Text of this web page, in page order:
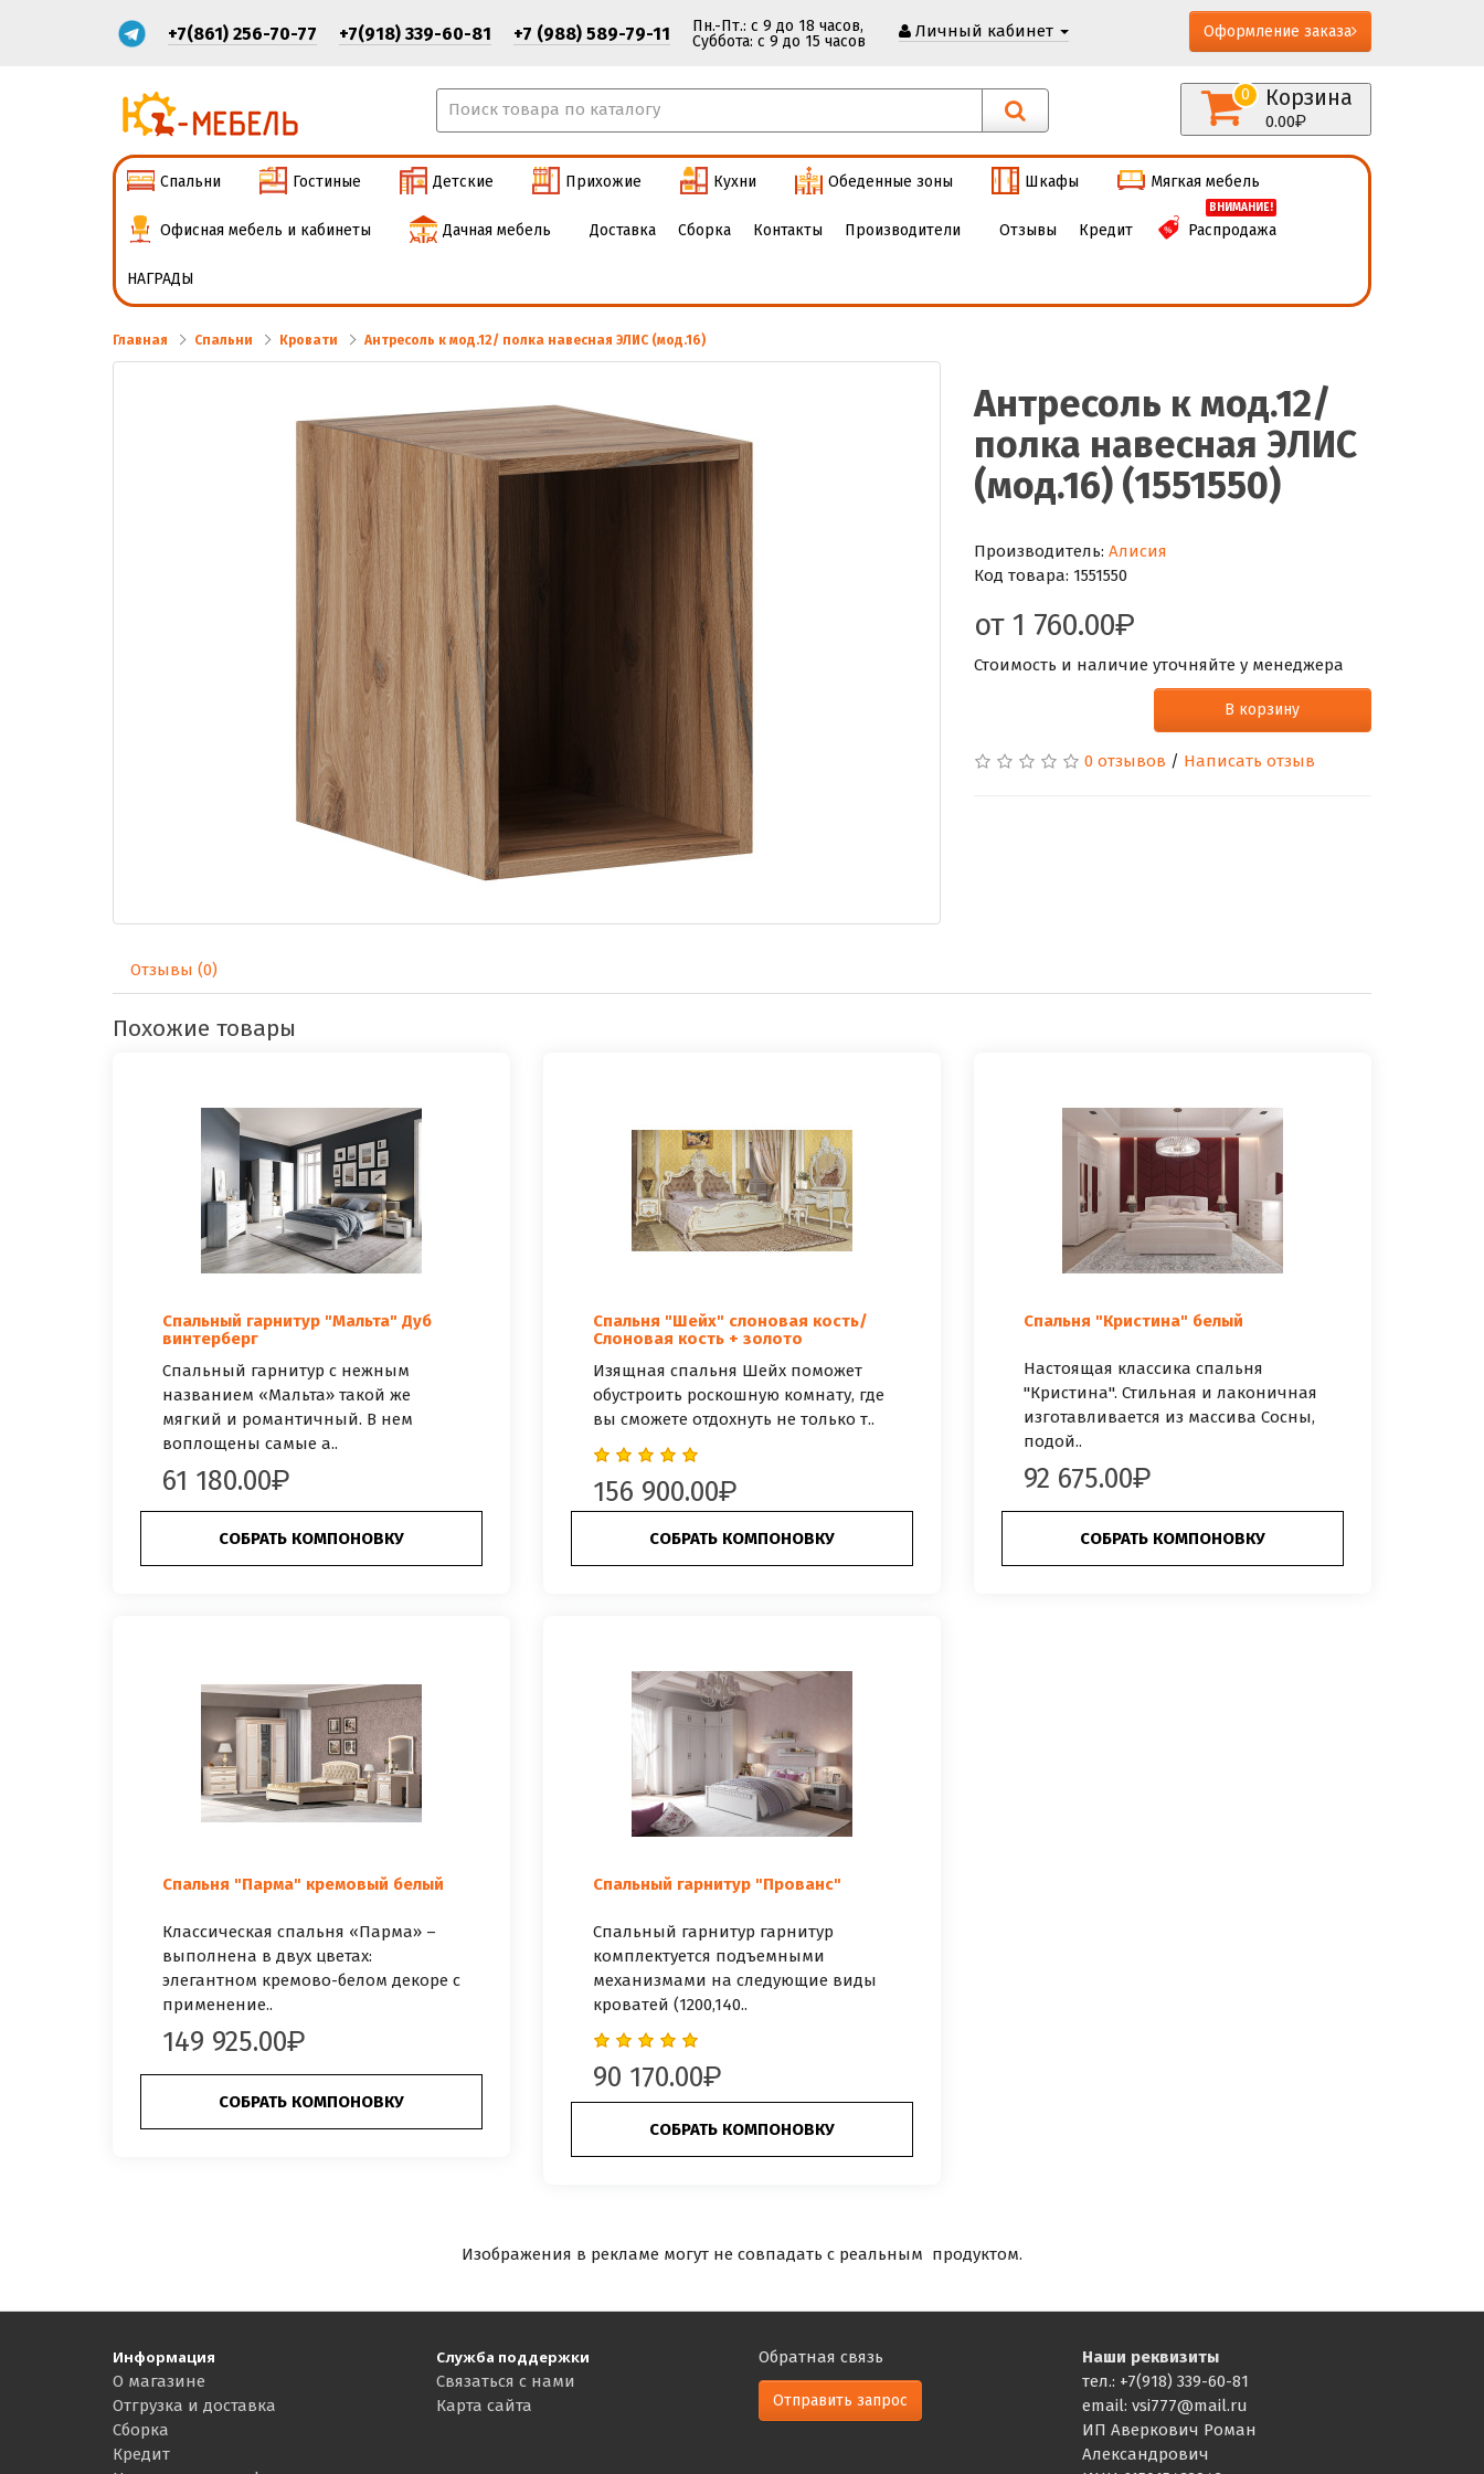
+7(861) 256-70-77 +7(918) 339-60-81 +7 (988) 589-79-11
Пн.-Пт.: с 9 до 18 часов,
Cуббота: с 9 до 15 часов
Личный кабинет Оформление заказа
Корзина
0
0.00
Спальни Гостиные Детские Прихожие Кухни Обеденные зоны Шкафы Мягкая мебель
Офисная мебель и кабинеты Дачная мебель Доставка Сборка Контакты Производители Отзывы Кредит
ВНИМАНИЕ!
Распродажа
НАГРАДЫ
Главная Спальни Кровати Антресоль к мод.12/ полка навесная ЭЛИС (мод.16)
Антресоль к мод.12/
полка навесная ЭЛИС
(мод.16) (1551550)
Производитель: Алисия
Код товара: 1551550
от 1 760.00
Стоимость и наличие уточняйте у менеджера
В корзину
0 отзывов / Написать отзыв
Отзывы (0)
Похожие товары
Спальный гарнитур "Мальта" Дуб
винтерберг
Спальный гарнитур с нежным
названием «Мальта» такой же
мягкий и романтичный. В нем
воплощены самые а..
61 180.00
СОБРАТЬ КОМПОНОВКУ
Спальня "Шейх" слоновая кость/
Слоновая кость + золото
Изящная спальня Шейх поможет
обустроить роскошную комнату, где
вы сможете отдохнуть не только т..
156 900.00
СОБРАТЬ КОМПОНОВКУ
Спальня "Кристина" белый
Настоящая классика спальня
"Кристина". Стильная и лаконичная
изготавливается из массива Сосны,
подой..
92 675.00
СОБРАТЬ КОМПОНОВКУ
Спальня "Парма" кремовый белый
Классическая спальня «Парма» –
выполнена в двух цветах:
элегантном кремово-белом декоре с
применение..
149 925.00
СОБРАТЬ КОМПОНОВКУ
Спальный гарнитур "Прованс"
Спальный гарнитур гарнитур
комплектуется подъемными
механизмами на следующие виды
кроватей (1200,140..
90 170.00
СОБРАТЬ КОМПОНОВКУ
Изображения в рекламе могут не совпадать с реальным продуктом.
Информация
О магазине
Отгрузка и доставка
Сборка
Кредит
Служба поддержки
Связаться с нами
Карта сайта
Обратная связь
Отправить запрос
Наши реквизиты
тел.: +7(918) 339-60-81
email: vsi777@mail.ru
ИП Аверкович Роман
Александрович